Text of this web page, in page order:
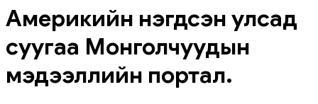
Америкийн нэгдсэн улсад
суугаа Монголчуудын
мэдээллийн портал.